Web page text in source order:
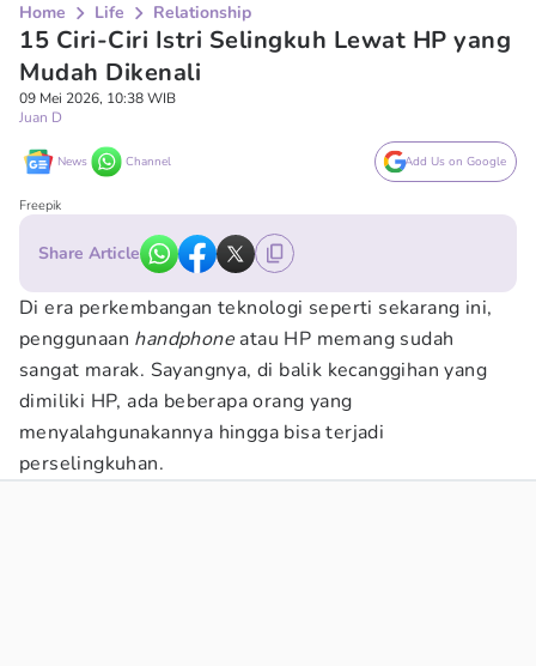
Home Life Relationship
15 Ciri-Ciri Istri Selingkuh Lewat HP yang
Mudah Dikenali
09 Mei 2026, 10:38 WIB
Juan D
News Channel Add Us on Google
Freepik
Share Article
Di era perkembangan teknologi seperti sekarang ini,
penggunaan handphone atau HP memang sudah
sangat marak. Sayangnya, di balik kecanggihan yang
dimiliki HP, ada beberapa orang yang
menyalahgunakannya hingga bisa terjadi
perselingkuhan.